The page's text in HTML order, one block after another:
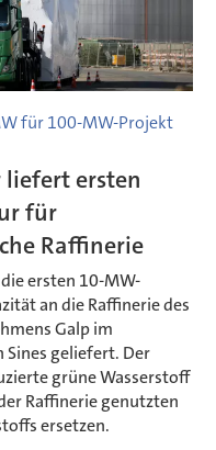
für 100-MW-Projekt
liefert ersten
für
Raffinerie
ersten 10-MW-
an die Raffinerie des
Galp im
geliefert. Der
grüne Wasserstoff
Raffinerie genutzten
ersetzen.